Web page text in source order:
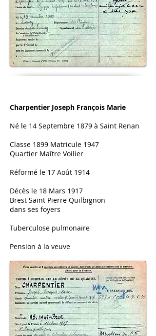
Charpentier Joseph François Marie
Né le 14 Septembre 1879 à Saint Renan
Classe 1899 Matricule 1947
Quartier Maître Voilier
Réformé le 17 Août 1914
Décès le 18 Mars 1917
Brest Saint Pierre Quilbignon
dans ses foyers
Tuberculose pulmonaire
Pension à la veuve